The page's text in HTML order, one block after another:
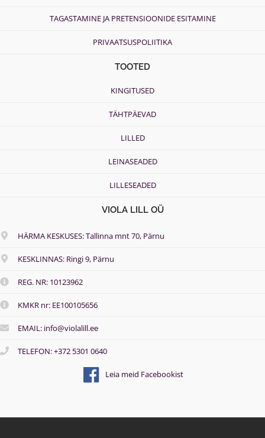
TAGASTAMINE JA PRETENSIOONIDE ESITAMINE
PRIVAATSUSPOLIITIKA
TOOTED
KINGITUSED
TÄHTPÄEVAD
LILLED
LEINASEADED
LILLESEADED
VIOLA LILL OÜ
HÄRMA KESKUSES: Tallinna mnt 70, Pärnu
KESKLINNAS: Ringi 9, Pärnu
REG. NR: 10123962
KMKR nr: EE100105656
EMAIL: info@violalill.ee
TELEFON: +372 5301 0640
Leia meid Facebookist